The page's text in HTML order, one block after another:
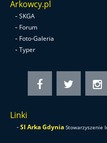
Arkowcy.pl
- SKGA
- Forum
- Foto-Galeria
- Typer
Linki
-SI Arka Gdynia Stowarzyszenie